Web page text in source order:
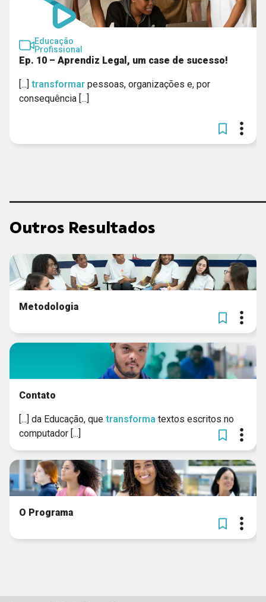
Educação
Profissional
Ep. 10 – Aprendiz Legal, um case de sucesso!
[...] transformar pessoas, organizações e, por
consequência [...]
Outros Resultados
Metodologia
Contato
[...] da Educação, que transforma textos escritos no
computador [...]
O Programa